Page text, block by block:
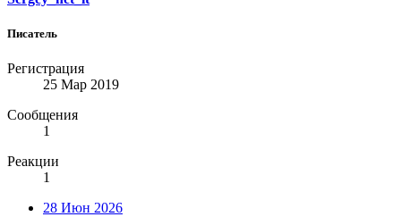
Писатель
Регистрация
25 Мар 2019
Сообщения
1
Реакции
1
28 Июн 2026